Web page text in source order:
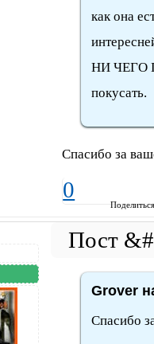
как она
НИ ЧЕГО
покусать.
Спасибо за
0
Grover
Спасибо